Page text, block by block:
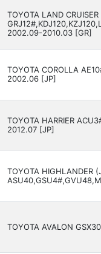
TOYOTA LAND CRUISER
2002.09-2010.03 [GR]
TOYOTA COROLLA
2002.06 [JP]
TOYOTA HARRIER
2012.07 [JP]
TOYOTA HIGHLANDER
TOYOTA AVALON